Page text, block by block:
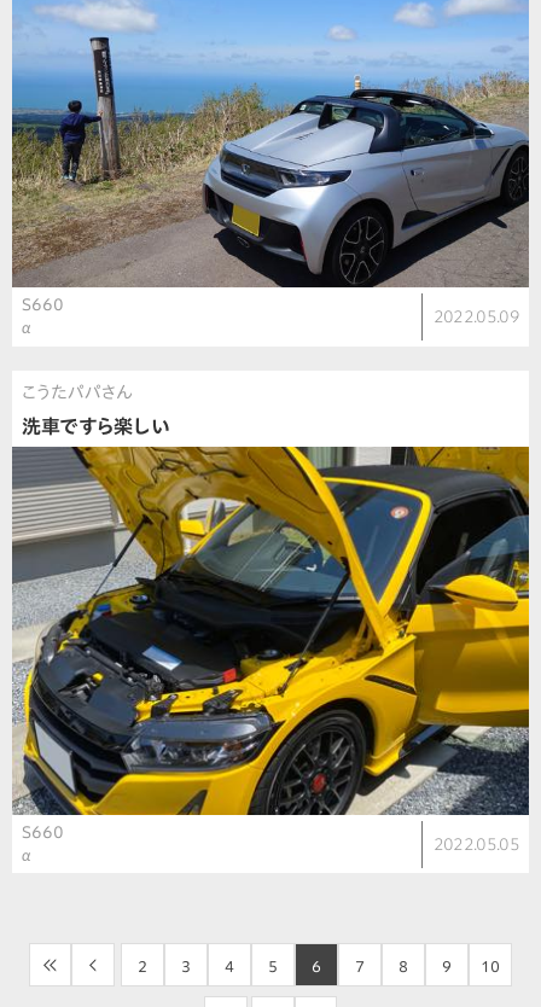
S660
α
2022.05.09
こうたパパさん
洗車ですら楽しい
S660
α
2022.05.05
<< < 2 3 4 5 6 7 8 9 10